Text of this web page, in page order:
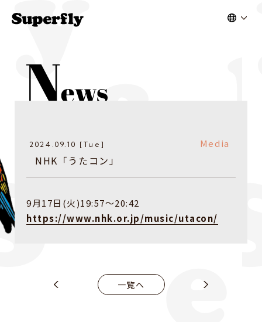
2024.09.10 [Tue] Media
NHK「うたコン」
9月17日(火)19:57〜20:42
https://www.nhk.or.jp/music/utacon/
一覧へ